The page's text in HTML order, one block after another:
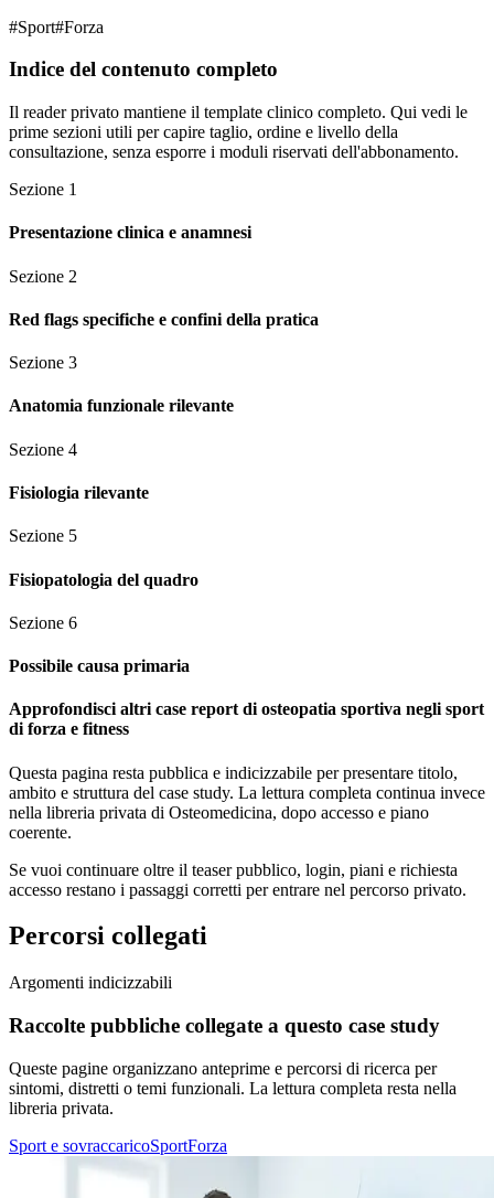
#Sport#Forza
Indice del contenuto completo
Il reader privato mantiene il template clinico completo. Qui vedi le
prime sezioni utili per capire taglio, ordine e livello della
consultazione, senza esporre i moduli riservati dell'abbonamento.
Sezione 1
Presentazione clinica e anamnesi
Sezione 2
Red flags specifiche e confini della pratica
Sezione 3
Anatomia funzionale rilevante
Sezione 4
Fisiologia rilevante
Sezione 5
Fisiopatologia del quadro
Sezione 6
Possibile causa primaria
Approfondisci altri case report di osteopatia sportiva negli sport
di forza e fitness
Questa pagina resta pubblica e indicizzabile per presentare titolo,
ambito e struttura del case study. La lettura completa continua invece
nella libreria privata di Osteomedicina, dopo accesso e piano
coerente.
Se vuoi continuare oltre il teaser pubblico, login, piani e richiesta
accesso restano i passaggi corretti per entrare nel percorso privato.
Percorsi collegati
Argomenti indicizzabili
Raccolte pubbliche collegate a questo case study
Queste pagine organizzano anteprime e percorsi di ricerca per
sintomi, distretti o temi funzionali. La lettura completa resta nella
libreria privata.
Sport e sovraccaricoSportForza